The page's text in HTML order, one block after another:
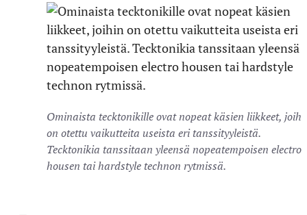
Ominaista tecktonikille ovat nopeat käsien liikkeet,
on otettu vaikutteita useista eri tanssityyleistä.
Tecktonikia tanssitaan yleensä nopeatempoisen electro
housen tai hardstyle technon rytmissä.